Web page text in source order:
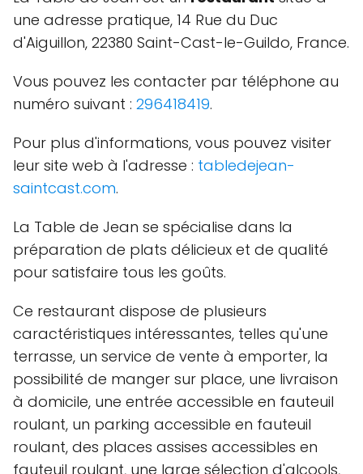
une adresse pratique, 14 Rue du Duc
d'Aiguillon, 22380 Saint-Cast-le-Guildo, France.
Vous pouvez les contacter par téléphone au
numéro suivant : 296418419.
Pour plus d'informations, vous pouvez visiter
leur site web à l'adresse : tabledejean-
saintcast.com.
La Table de Jean se spécialise dans la
préparation de plats délicieux et de qualité
pour satisfaire tous les goûts.
Ce restaurant dispose de plusieurs
caractéristiques intéressantes, telles qu'une
terrasse, un service de vente à emporter, la
possibilité de manger sur place, une livraison
à domicile, une entrée accessible en fauteuil
roulant, un parking accessible en fauteuil
roulant, des places assises accessibles en
fauteuil roulant, une large sélection d'alcools,